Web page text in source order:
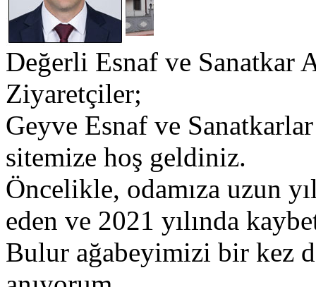
Değerli Esnaf ve Sanatkar
Ziyaretçiler;
​Geyve Esnaf ve
sitemize hoş geldiniz.
​Öncelikle, odamıza uzun
eden ve 2021 yılında
Bulur ağabeyimizi bir kez